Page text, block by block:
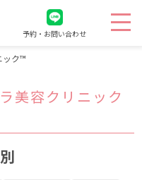
予約・お問い合わせ
ック™︎
美容クリニック